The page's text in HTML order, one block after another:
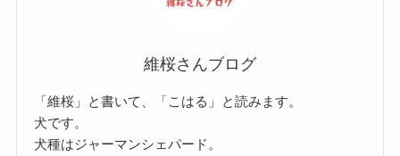
維桜さんブログ
「維桜」と書いて、「こはる」と読みます。
犬です。
犬種はジャーマンシェパード。